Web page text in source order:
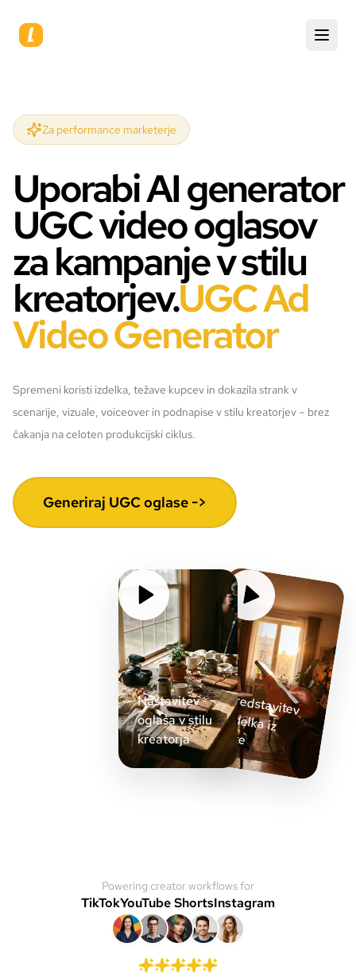
Za performance marketerje
Uporabi AI generator
UGC video oglasov
za kampanje v stilu
kreatorjev.UGC Ad
Video Generator
Spremeni koristi izdelka, težave kupcev in dokazila strank v
scenarije, vizuale, voiceover in podnapise v stilu kreatorjev – brez
čakanja na celoten produkcijski ciklus.
Generiraj UGC oglase ->
Nastavitev
oglasa v stilu
kreatorja
Predstavitev
izdelka iz
roke
Powering creator workflows for
TikTokYouTube ShortsInstagram